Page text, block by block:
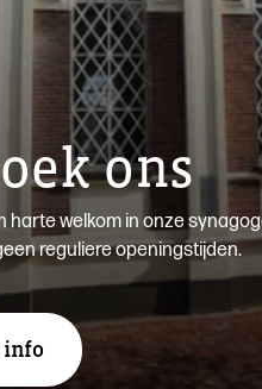
ons
harte welkom in onze
reguliere openingstijden.
info